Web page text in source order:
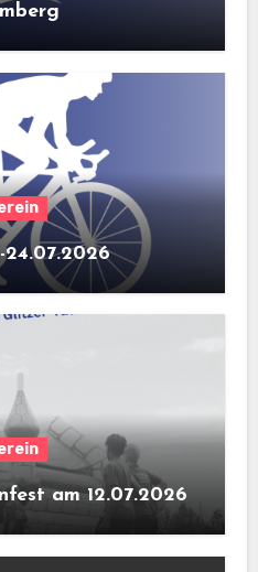
am 12.07.2026